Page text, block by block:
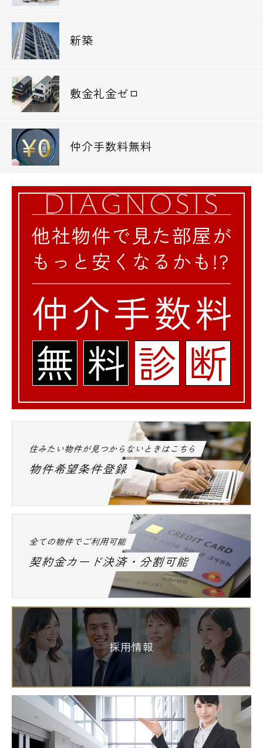
新築
敷金礼金ゼロ
仲介手数料無料
住みたい物件が見つからないときはこちら
物件希望条件登録
全ての物件でご利用可能
契約金カード決済・分割可能
採用情報